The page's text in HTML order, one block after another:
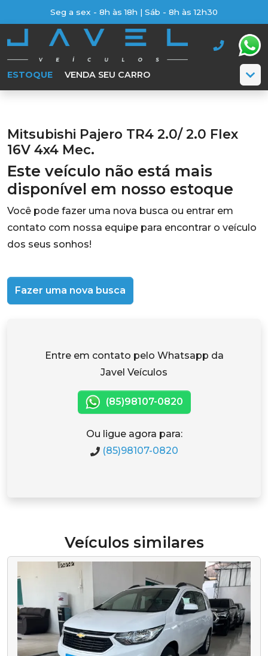
Seg a sex - 8h às 18h | Sáb - 8h às 12h30
ESTOQUE VENDA SEU CARRO
Mitsubishi Pajero TR4 2.0/ 2.0 Flex
16V 4x4 Mec.
Este veículo não está mais
disponível em nosso estoque
Você pode fazer uma nova busca ou entrar em
contato com nossa equipe para encontrar o veículo
dos seus sonhos!
Fazer uma nova busca
Entre em contato pelo Whatsapp da
Javel Veículos
(85)98107-0820
Ou ligue agora para:
(85)98107-0820
Veículos similares